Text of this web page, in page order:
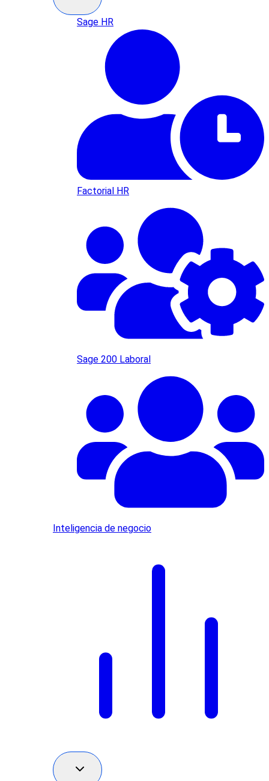
Sage HR
Factorial HR
Sage 200 Laboral
Inteligencia de negocio